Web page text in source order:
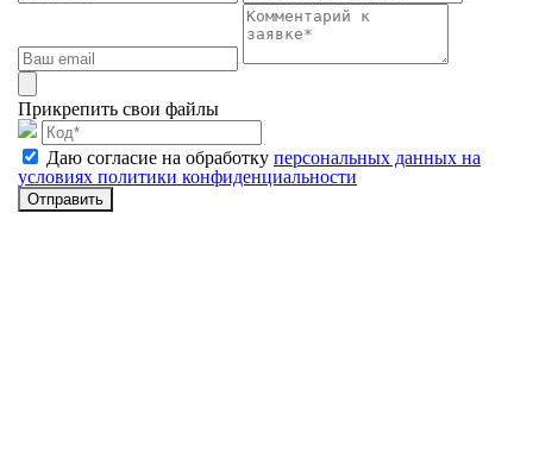
Прикрепить свои файлы
Даю согласие на обработку персональных данных на
условиях политики конфиденциальности
Отправить